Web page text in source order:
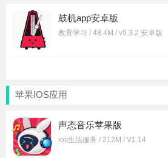
鼓机app安卓版
教育学习 / 48.4M / v9.3.2 安卓版
苹果IOS应用
声态音乐苹果版
ios生活服务 / 212M / V1.14